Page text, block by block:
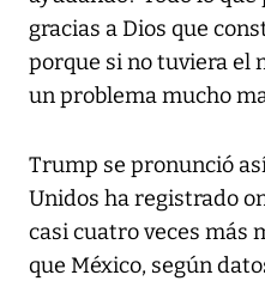
gracias a Dios que
porque si no tuviera el
un problema mucho
Trump se pronunció
Unidos ha registrado
casi cuatro veces más
que México, según